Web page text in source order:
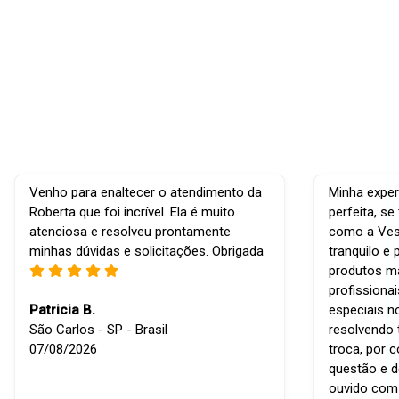
Venho para enaltecer o atendimento da
Roberta que foi incrível. Ela é muito
atenciosa e resolveu prontamente
minhas dúvidas e solicitações. Obrigada
Patricia B.
São Carlos - SP - Brasil
07/08/2026
Minha
perfeita,
como a
tranquilo e
produtos
especiais
resolvendo
troca, por
questão e
ouvido